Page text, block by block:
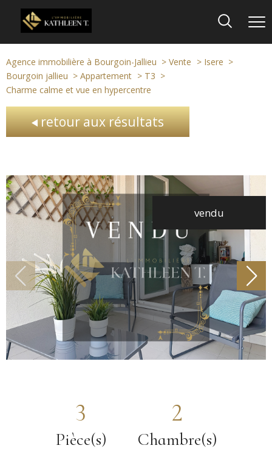
Agence immobilière à Bourgoin-Jallieu Vente
Isere
Bourgoin jallieu
Appartement
T3
Charme calme et vue en hypercentre
retour aux résultats
vendu
3
Pièce(s)
2
Chambre(s)